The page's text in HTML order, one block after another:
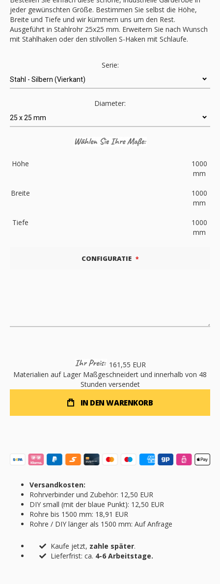
jeder gewünschten Größe. Bestimmen Sie selbst die Höhe,
Breite und Tiefe und wir kümmern uns um den Rest.
Ausgeführt in Stahlrohr 25x25 mm. Erweitern Sie nach Wunsch
mit Stahlhaken oder den stilvollen S-Haken mit Schlaufe.
Serie:
Diameter:
Höhe
1000
mm
Breite
1000
mm
Tiefe
1000
mm
CONFIGURATIE
161,55 EUR
Materialien auf Lager Maßgeschneidert und innerhalb von 48
Stunden versendet
IN DEN WARENKORB
Versandkosten:
Rohrverbinder und Zubehör: 12,50 EUR
DIY small (mit der blaue Punkt): 12,50 EUR
Rohre bis 1500 mm: 18,91 EUR
Rohre / DIY länger als 1500 mm: Auf Anfrage
Kaufe jetzt, zahle später.
Lieferfrist: ca. 4-6 Arbeitstage.